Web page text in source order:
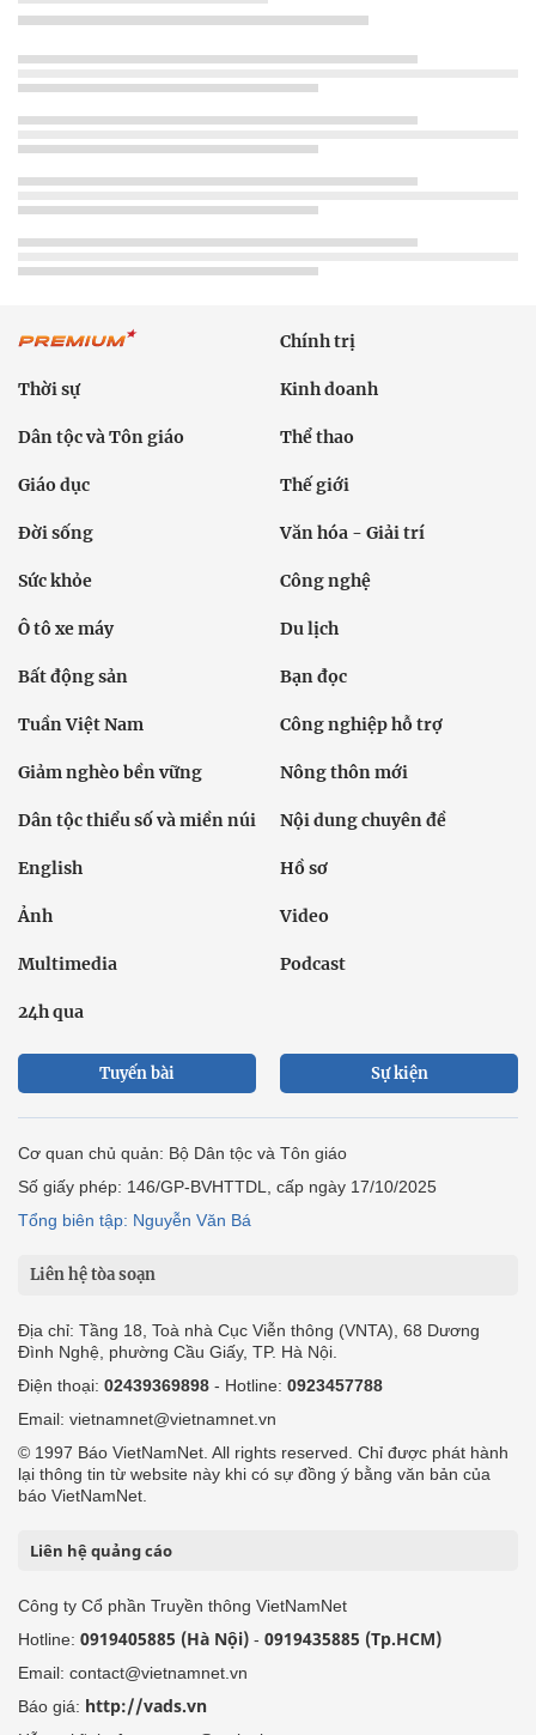
Chính trị
Thời sự Kinh doanh
Dân tộc và Tôn giáo Thể thao
Giáo dục Thế giới
Đời sống Văn hóa - Giải trí
Sức khỏe Công nghệ
Ô tô xe máy Du lịch
Bất động sản Bạn đọc
Tuần Việt Nam Công nghiệp hỗ trợ
Giảm nghèo bền vững Nông thôn mới
Dân tộc thiểu số và miền núi Nội dung chuyên đề
English Hồ sơ
Ảnh Video
Multimedia Podcast
24h qua
Tuyến bài Sự kiện
Cơ quan chủ quản: Bộ Dân tộc và Tôn giáo
Số giấy phép: 146/GP-BVHTTDL, cấp ngày 17/10/2025
Tổng biên tập: Nguyễn Văn Bá
Liên hệ tòa soạn
Địa chỉ: Tầng 18, Toà nhà Cục Viễn thông (VNTA), 68 Dương
Đình Nghệ, phường Cầu Giấy, TP. Hà Nội.
Điện thoại: 02439369898 - Hotline: 0923457788
Email: vietnamnet@vietnamnet.vn
© 1997 Báo VietNamNet. All rights reserved. Chỉ được phát hành
lại thông tin từ website này khi có sự đồng ý bằng văn bản của
báo VietNamNet.
Liên hệ quảng cáo
Công ty Cổ phần Truyền thông VietNamNet
Hotline: 0919405885 (Hà Nội) - 0919435885 (Tp.HCM)
Email: contact@vietnamnet.vn
Báo giá: http://vads.vn